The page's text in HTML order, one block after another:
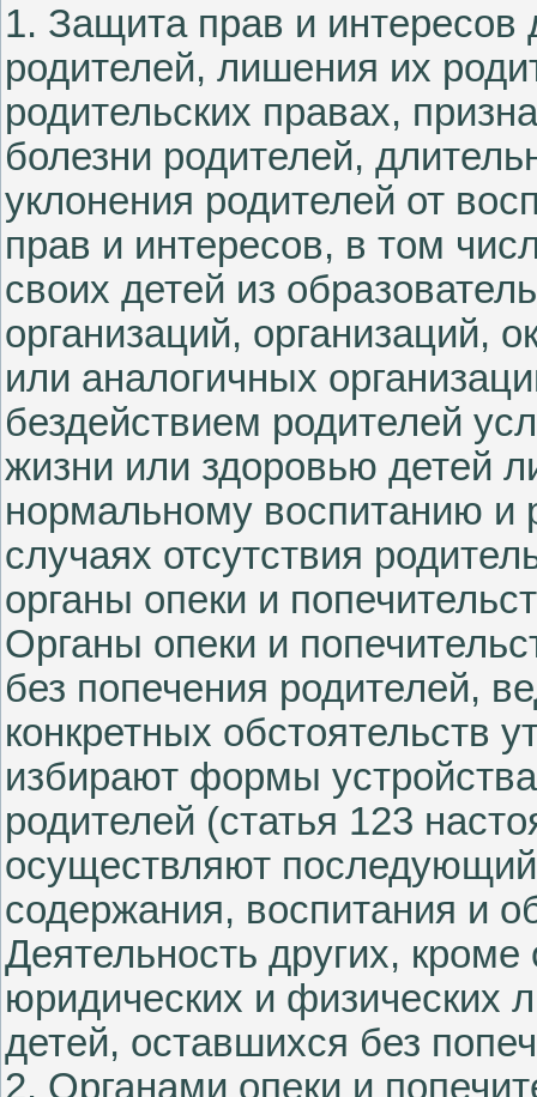
1. Защита прав и интересов
родителей, лишения их
родительских правах,
болезни родителей,
уклонения родителей от
прав и интересов, в том
своих детей из
организаций, организаций,
или аналогичных
бездействием родителей
жизни или здоровью детей
нормальному воспитанию и
случаях отсутствия
органы опеки и
Органы опеки и
без попечения родителей,
конкретных обстоятельств
избирают формы
родителей (статья 123
осуществляют
содержания, воспитания и
Деятельность других, кроме
юридических и физических
детей, оставшихся без
2. Органами опеки и